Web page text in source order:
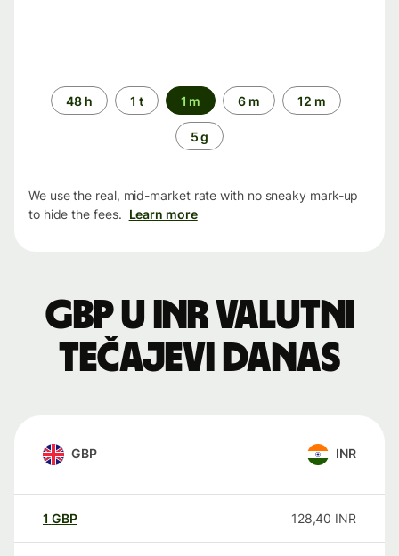
Time
period
48 h 1 t 1 m 6 m 12 m
5 g
We use the real, mid-market rate with no sneaky mark-up
to hide the fees. Learn more
GBP u INR valutni
tečajevi danas
GBP INR
1 GBP 128,40 INR